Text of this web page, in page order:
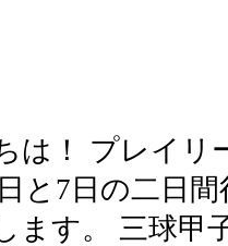
は！ プレイリ
と7日の二日
ます。 三球甲